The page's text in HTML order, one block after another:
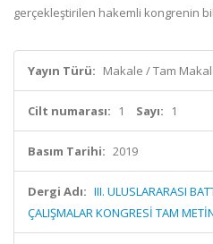
gerçekleştirilen hakemli kongrenin
Yayın Türü: Makale / Tam
Cilt numarası: 1 Sayı: 1
Basım Tarihi: 2019
Dergi Adı: III. ULUSLARARASI
ÇALIŞMALAR KONGRESİ TAM